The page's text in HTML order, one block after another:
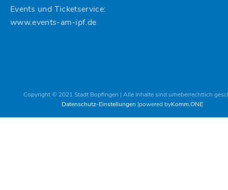
Events und Ticketservice:
www.events-am-ipf.de
Copyright © 2021 Stadt Bopfingen | Alle Inhalte sind urheberrechtlich
Datenschutz-Einstellungen powered byKomm.ONE